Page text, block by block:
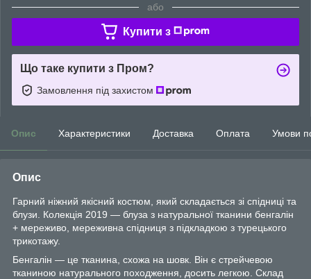
або
Купити з
Що таке купити з Пром?
Замовлення під захистом
Опис Характеристики Доставка Оплата Умови
Опис
Гарний ніжний якісний костюм, який складається зі спідниці та
блузи. Колекція 2019 — блуза з натуральної тканини бенгалін
+ мереживо, мереживна спідниця з підкладкою з турецького
трикотажу.
Бенгалін — це тканина, схожа на шовк. Він є стрейчевою
тканиною натурального походження, досить легкою. Склад